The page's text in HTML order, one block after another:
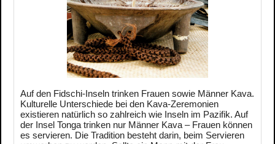
Auf den Fidschi-Inseln trinken Frauen sowie Männer Kava.
Kulturelle Unterschiede bei den Kava-Zeremonien
existieren natürlich so zahlreich wie Inseln im Pazifik. Auf
der Insel Tonga trinken nur Männer Kava – Frauen können
es servieren. Die Tradition besteht darin, beim Servieren